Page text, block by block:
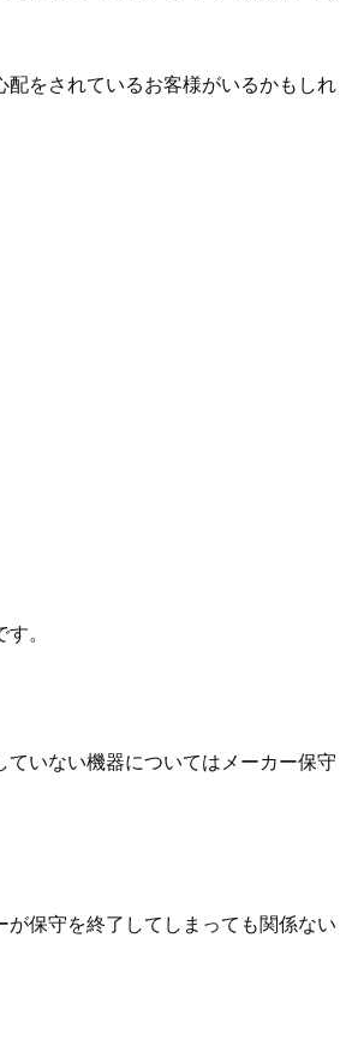
をされているお客様がいるかもしれ
。
いない機器についてはメーカー保守
保守を終了してしまっても関係ない